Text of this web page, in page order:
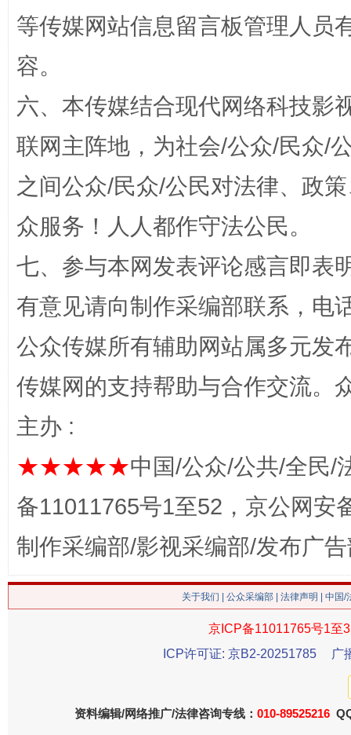
招工难、用工荒背后
网上购药对药下症？
等传媒网站信息留言板管理人员
容。
六、本传媒结合现代网络科技影
联网主阵地，为社会/公众/民众/
之间公众/民众/公民对法律、政
众服务！人人都作守法公民。
七、参与本网发表评论感言即表
有意见请向制作采编部联系，电
公众传媒所有辅助网站属多元发
传媒网的支持帮助与合作交流。
主办 :
★★★★★中国/公众/公共/全民/
备11011765号1至52，京公网安
制作采编部/影视采编部/发布广
关于我们 公众采编部 法律声明 | 中国
京ICP备11011765号1至
ICP许可证: 京B2-20251785
广
资料编辑/网络推广/法律咨询专线： 010-89525216